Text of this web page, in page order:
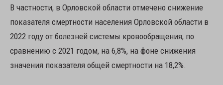
В частности, в Орловской области отмечено снижение
показателя смертности населения Орловской области в
2022 году от болезней системы кровообращения, по
сравнению с 2021 годом, на 6,8%, на фоне снижения
значения показателя общей смертности на 18,2%.